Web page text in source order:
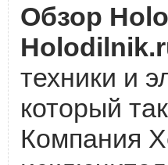
Обзор
техники и
который
Компания